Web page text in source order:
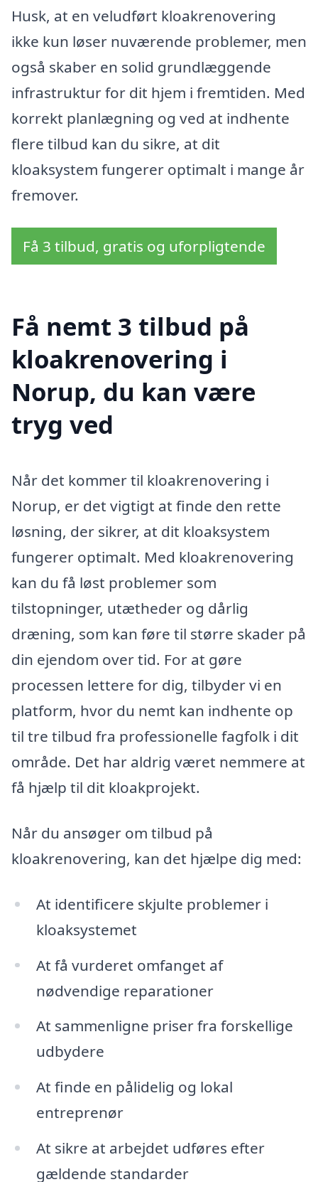
Husk, at en veludført kloakrenovering
ikke kun løser nuværende problemer, men
også skaber en solid grundlæggende
infrastruktur for dit hjem i fremtiden. Med
korrekt planlægning og ved at indhente
flere tilbud kan du sikre, at dit
kloaksystem fungerer optimalt i mange år
fremover.
Få 3 tilbud, gratis og uforpligtende
Få nemt 3 tilbud på
kloakrenovering i
Norup, du kan være
tryg ved
Når det kommer til kloakrenovering i
Norup, er det vigtigt at finde den rette
løsning, der sikrer, at dit kloaksystem
fungerer optimalt. Med kloakrenovering
kan du få løst problemer som
tilstopninger, utætheder og dårlig
dræning, som kan føre til større skader på
din ejendom over tid. For at gøre
processen lettere for dig, tilbyder vi en
platform, hvor du nemt kan indhente op
til tre tilbud fra professionelle fagfolk i dit
område. Det har aldrig været nemmere at
få hjælp til dit kloakprojekt.
Når du ansøger om tilbud på
kloakrenovering, kan det hjælpe dig med:
At identificere skjulte problemer i
kloaksystemet
At få vurderet omfanget af
nødvendige reparationer
At sammenligne priser fra forskellige
udbydere
At finde en pålidelig og lokal
entreprenør
At sikre at arbejdet udføres efter
gældende standarder